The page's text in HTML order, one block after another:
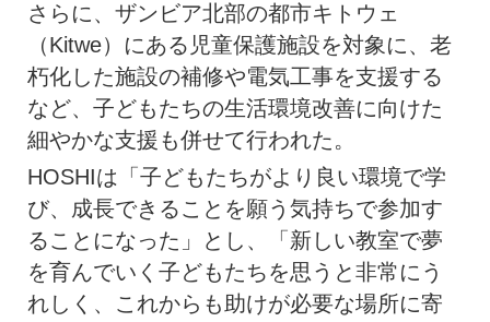
さらに、ザンビア北部の都市キトウェ
（Kitwe）にある児童保護施設を対象に、老
朽化した施設の補修や電気工事を支援する
など、子どもたちの生活環境改善に向けた
細やかな支援も併せて行われた。
HOSHIは「子どもたちがより良い環境で学
び、成長できることを願う気持ちで参加す
ることになった」とし、「新しい教室で夢
を育んでいく子どもたちを思うと非常にう
れしく、これからも助けが必要な場所に寄